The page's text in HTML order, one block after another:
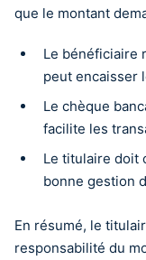
que le montant
Le bénéficiaire
peut encaisser
Le chèque
facilite les
Le titulaire doit
bonne gestion
En résumé, le
responsabilité du